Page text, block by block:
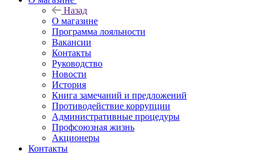
Назад
О магазине
Программа лояльности
Вакансии
Контакты
Руководство
Новости
История
Книга замечаний и предложений
Противодействие коррупции
Административные процедуры
Профсоюзная жизнь
Акционеры
Контакты